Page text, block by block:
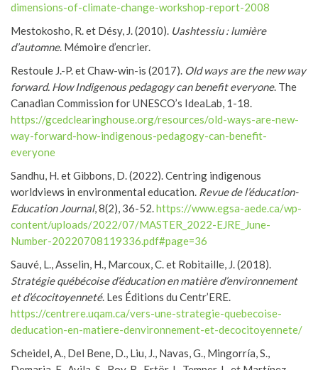
dimensions-of-climate-change-workshop-report-2008
Mestokosho, R. et Désy, J. (2010). Uashtessiu : lumière
d’automne. Mémoire d’encrier.
Restoule J.-P. et Chaw-win-is (2017). Old ways are the new way
forward. How Indigenous pedagogy can benefit everyone. The
Canadian Commission for UNESCO’s IdeaLab, 1-18.
https://gcedclearinghouse.org/resources/old-ways-are-new-
way-forward-how-indigenous-pedagogy-can-benefit-
everyone
Sandhu, H. et Gibbons, D. (2022). Centring indigenous
worldviews in environmental education. Revue de l’éducation-
Education Journal, 8(2), 36-52.https://www.egsa-aede.ca/wp-
content/uploads/2022/07/MASTER_2022-EJRE_June-
Number-20220708119336.pdf#page=36
Sauvé, L., Asselin, H., Marcoux, C. et Robitaille, J. (2018).
Stratégie québécoise d’éducation en matière d’environnement
et d’écocitoyenneté. Les Éditions du Centr’ERE.
https://centrere.uqam.ca/vers-une-strategie-quebecoise-
deducation-en-matiere-denvironnement-et-decocitoyennete/
Scheidel, A., Del Bene, D., Liu, J., Navas, G., Mingorría, S.,